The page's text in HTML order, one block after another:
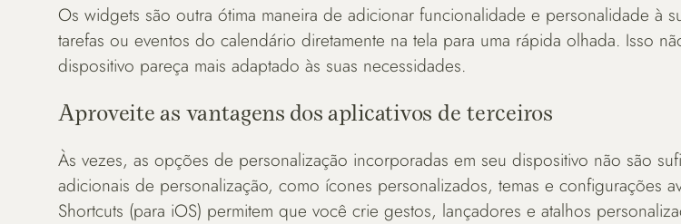
Os widgets são outra ótima maneira de adicionar funcionalidade e personalidade à
tarefas ou eventos do calendário diretamente na tela para uma rápida olhada. Isso
dispositivo pareça mais adaptado às suas necessidades.
Aproveite as vantagens dos aplicativos de terceiros
Às vezes, as opções de personalização incorporadas em seu dispositivo não são
adicionais de personalização, como ícones personalizados, temas e configurações
Shortcuts (para iOS) permitem que você crie gestos, lançadores e atalhos